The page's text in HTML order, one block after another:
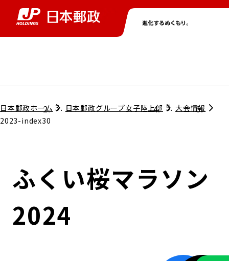
グループ情報トップ
コンプライアンス
ガバナンス
株主・投資家情報トップ
個人投資家のみなさまへ
株式情報
ニューストップ
サステナビリティトップ
担当役員メッセージ
サステナビリティマネジメント
採用情報トップ
日本郵政ホーム 日本郵政グループ女子陸上部
大会情報
2023-index30
ふくい桜マラソン
2024